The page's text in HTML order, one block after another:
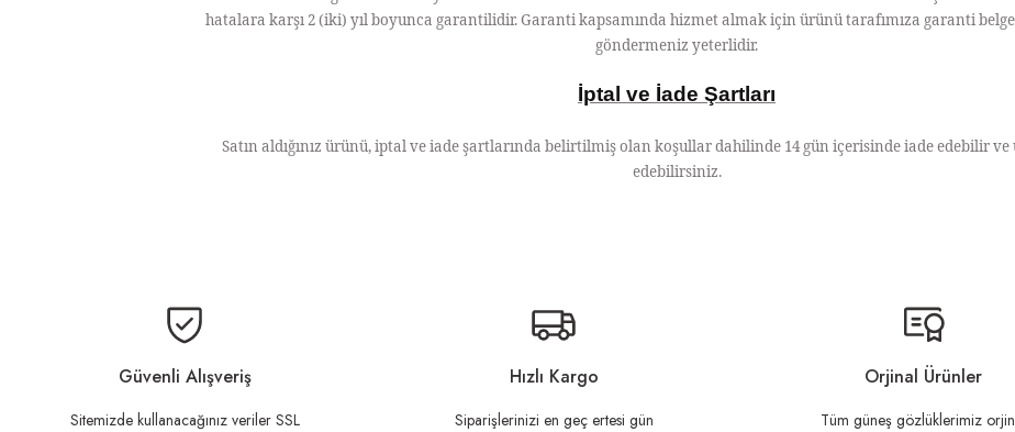
hatalara karşı 2 (iki) yıl boyunca garantilidir. Garanti kapsamında hizmet almak için ürünü tarafımıza garanti
göndermeniz yeterlidir.
İptal ve İade Şartları
Satın aldığınız ürünü, iptal ve iade şartlarında belirtilmiş olan koşullar dahilinde 14 gün içerisinde iade edebilir
edebilirsiniz.
Ürün resmi kalitesiz, bozuk veya görüntülenemiyor.
Ürün açıklamasında eksik bilgiler bulunuyor.
Ürün bilgilerinde hatalar bulunuyor.
Güvenli Alışveriş
Sitemizde kullanacağınız veriler SSL
Hızlı Kargo
Siparişlerinizi en geç ertesi gün
Orjinal Ürünler
Tüm güneş gözlüklerimiz